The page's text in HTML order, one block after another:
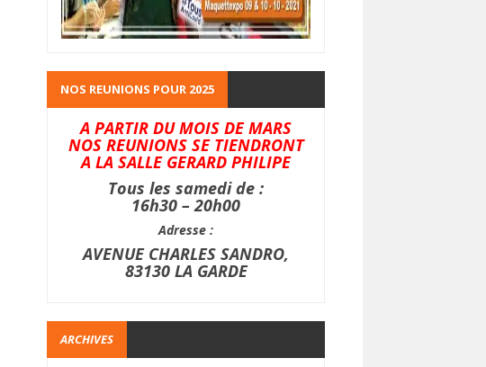
NOS REUNIONS POUR 2025
A PARTIR DU MOIS DE MARS
NOS REUNIONS SE TIENDRONT
A LA SALLE GERARD PHILIPE
Tous les samedi de :
16h30 – 20h00
Adresse :
AVENUE CHARLES SANDRO,
83130 LA GARDE
ARCHIVES